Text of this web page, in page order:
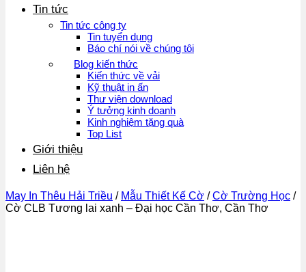
Tin tức
Tin tức công ty
Tin tuyển dụng
Báo chí nói về chúng tôi
Blog kiến thức
Kiến thức về vải
Kỹ thuật in ấn
Thư viện download
Ý tưởng kinh doanh
Kinh nghiệm tặng quà
Top List
Giới thiệu
Liên hệ
May In Thêu Hải Triều / Mẫu Thiết Kế Cờ /Cờ Trường Học /
Cờ CLB Tương lai xanh – Đại học Cần Thơ, Cần Thơ